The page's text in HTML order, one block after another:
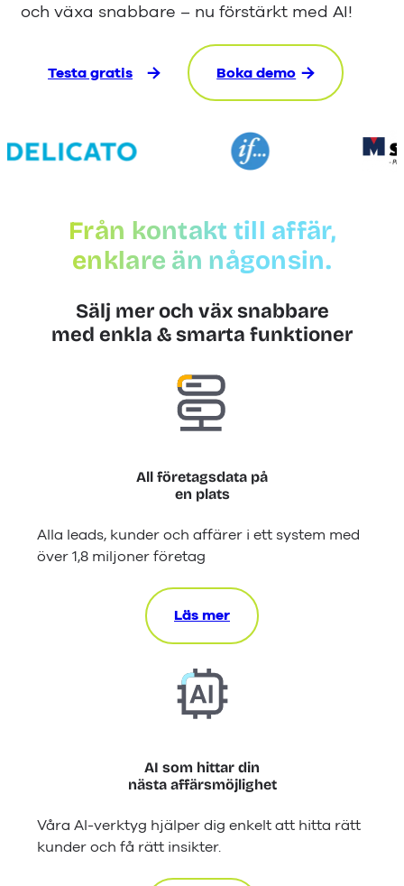
och växa snabbare – nu förstärkt med AI!
Testa gratis Boka demo
Från kontakt till affär,
enklare än någonsin.
Sälj mer och väx snabbare
med enkla & smarta funktioner
All företagsdata på
en plats
Alla leads, kunder och affärer i ett system med
över 1,8 miljoner företag
Läs mer
AI som hittar din
nästa affärsmöjlighet
Våra AI-verktyg hjälper dig enkelt att hitta rätt
kunder och få rätt insikter.